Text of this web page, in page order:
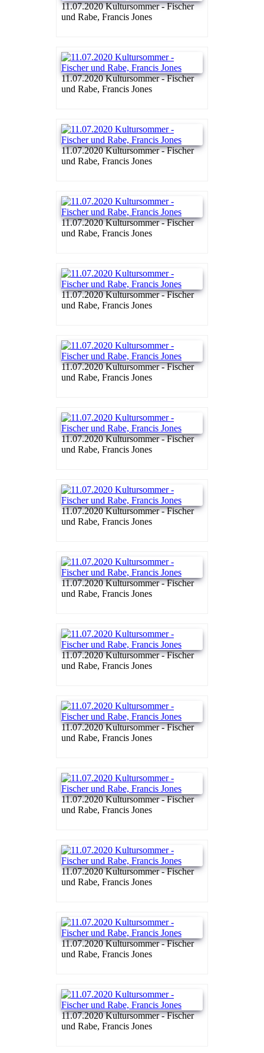
11.07.2020 Kultursommer - Fischer
und Rabe, Francis Jones
11.07.2020 Kultursommer - Fischer
und Rabe, Francis Jones
11.07.2020 Kultursommer - Fischer
und Rabe, Francis Jones
11.07.2020 Kultursommer - Fischer
und Rabe, Francis Jones
11.07.2020 Kultursommer - Fischer
und Rabe, Francis Jones
11.07.2020 Kultursommer - Fischer
und Rabe, Francis Jones
11.07.2020 Kultursommer - Fischer
und Rabe, Francis Jones
11.07.2020 Kultursommer - Fischer
und Rabe, Francis Jones
11.07.2020 Kultursommer - Fischer
und Rabe, Francis Jones
11.07.2020 Kultursommer - Fischer
und Rabe, Francis Jones
11.07.2020 Kultursommer - Fischer
und Rabe, Francis Jones
11.07.2020 Kultursommer - Fischer
und Rabe, Francis Jones
11.07.2020 Kultursommer - Fischer
und Rabe, Francis Jones
11.07.2020 Kultursommer - Fischer
und Rabe, Francis Jones
11.07.2020 Kultursommer - Fischer
und Rabe, Francis Jones